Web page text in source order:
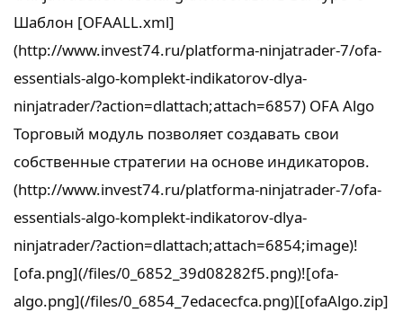
Шаблон [OFAALL.xml]
(http://www.invest74.ru/platforma-ninjatrader-7/ofa-
essentials-algo-komplekt-indikatorov-dlya-
ninjatrader/?action=dlattach;attach=6857) OFA Algo
Торговый модуль позволяет создавать свои
собственные стратегии на основе индикаторов.
(http://www.invest74.ru/platforma-ninjatrader-7/ofa-
essentials-algo-komplekt-indikatorov-dlya-
ninjatrader/?action=dlattach;attach=6854;image)!
[ofa.png](/files/0_6852_39d08282f5.png)![ofa-
algo.png](/files/0_6854_7edacecfca.png)[[ofaAlgo.zip]